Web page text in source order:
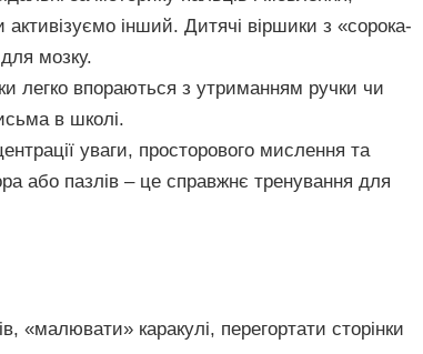
інший. Дитячі віршики з «сорока-
мозку.
легко впораються з утриманням ручки чи
в школі.
уваги, просторового мислення та
або пазлів – це справжнє тренування для
«малювати» каракулі, перегортати сторінки